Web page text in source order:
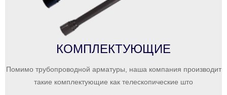
КОМПЛЕКТУЮЩИЕ
Помимо трубопроводной арматуры, наша компания производит
такие комплектующие как телескопические што